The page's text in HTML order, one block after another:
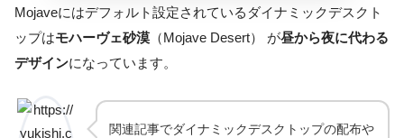
Mojaveにはデフォルト設定されているダイナミックデスクト
ップはモハーヴェ砂漠 （Mojave Desert） が昼から夜に代わる
デザインになっています。
関連記事でダイナミックデスクトップの配布や